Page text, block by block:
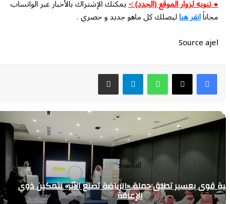
● تنويه لزوار الموقع (الجدد) :-يمكنك الإشتراك بالأخبار عبر الواتساب
مجاناًانقر هناليصلك كل ماهو جديد و حصري .
Source ajel
واتسابتيلقراممشاركة عبر البريد
الرئيسية
قوى بعسير تطلق حملة «الرياضة تصنع الأثر» لتمكين ذوي
الإعاقة